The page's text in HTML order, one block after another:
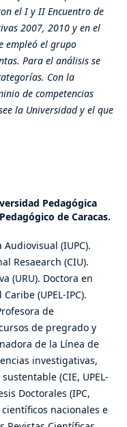
el I y II Encuentro de
2007, 2010 y en el
empleó el grupo
Para el análisis se
Con la
de competencias
la Universidad y el que
Pedagógica
de Caracas.
(IUPC).
Resaearch (CIU).
(URU). Doctora en
(UPEL-IPC).
de
de pregrado y
de la Línea de
investigativas,
(CIE, UPEL-
Doctorales (IPC,
científicos nacionales e